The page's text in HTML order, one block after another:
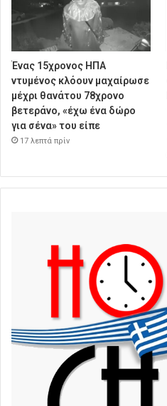
Ένας 15χρονος ΗΠΑ
ντυμένος κλόουν μαχαίρωσε
μέχρι θανάτου 78χρονο
βετεράνο, «έχω ένα δώρο
για σένα» του είπε
17 λεπτά πρίν